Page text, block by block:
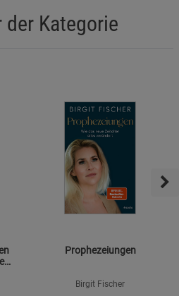
der Kategorie
Prophezeiungen
Birgit Fischer